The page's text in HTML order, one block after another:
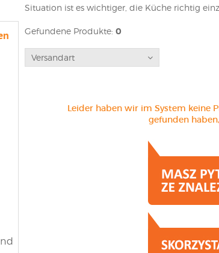
Situation ist es wichtiger, die Küche richtig
Modern und
So wichtig es ist, den Esstisch auf das
integrieren. Andererseits finden Sie im
vor allem Möbel, deren Design sich an
runde Tische, Stehtische und schließlich
Tische aus Naturholz, manchmal auch aus
und sie sind universelle Möbel. Sie finden
zeitgenössischen Einrichtungsstilen
Gefundene Produkte: 0
Versandart
Leider haben wir im System keine
gefunden